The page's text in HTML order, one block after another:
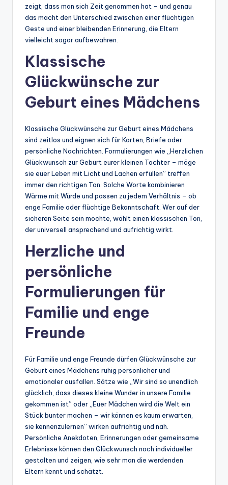
zeigt, dass man sich Zeit genommen hat – und genau
das macht den Unterschied zwischen einer flüchtigen
Geste und einer bleibenden Erinnerung, die Eltern
vielleicht sogar aufbewahren.
Klassische
Glückwünsche zur
Geburt eines Mädchens
Klassische Glückwünsche zur Geburt eines Mädchens
sind zeitlos und eignen sich für Karten, Briefe oder
persönliche Nachrichten. Formulierungen wie „Herzlichen
Glückwunsch zur Geburt eurer kleinen Tochter – möge
sie euer Leben mit Licht und Lachen erfüllen” treffen
immer den richtigen Ton. Solche Worte kombinieren
Wärme mit Würde und passen zu jedem Verhältnis – ob
enge Familie oder flüchtige Bekanntschaft. Wer auf der
sicheren Seite sein möchte, wählt einen klassischen Ton,
der universell ansprechend und aufrichtig wirkt.
Herzliche und
persönliche
Formulierungen für
Familie und enge
Freunde
Für Familie und enge Freunde dürfen Glückwünsche zur
Geburt eines Mädchens ruhig persönlicher und
emotionaler ausfallen. Sätze wie „Wir sind so unendlich
glücklich, dass dieses kleine Wunder in unsere Familie
gekommen ist” oder „Euer Mädchen wird die Welt ein
Stück bunter machen – wir können es kaum erwarten,
sie kennenzulernen” wirken aufrichtig und nah.
Persönliche Anekdoten, Erinnerungen oder gemeinsame
Erlebnisse können den Glückwunsch noch individueller
gestalten und zeigen, wie sehr man die werdenden
Eltern kennt und schätzt.